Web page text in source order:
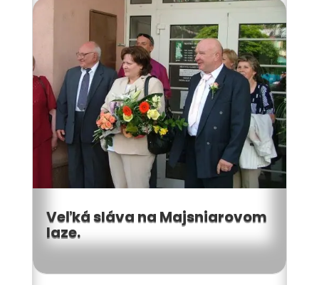
Veľká sláva na Majsniarovom
laze.